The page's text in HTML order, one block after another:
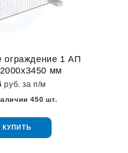
ограждение 1 АП
мм
руб. за п/м
450 шт.
КУПИТЬ